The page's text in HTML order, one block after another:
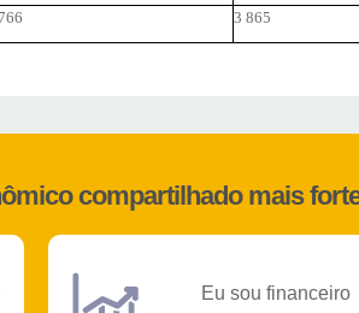
3 865
compartilhado mais
Eu sou financeiro